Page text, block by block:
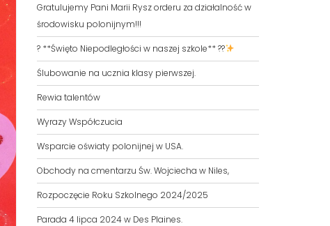
Gratulujemy Pani Marii Rysz orderu za działalność w
środowisku polonijnym!!!
? **Święto Niepodległości w naszej szkole** ??
Ślubowanie na ucznia klasy pierwszej.
Rewia talentów
Wyrazy Współczucia
Wsparcie oświaty polonijnej w USA.
Obchody na cmentarzu Św. Wojciecha w Niles,
Rozpoczęcie Roku Szkolnego 2024/2025
Parada 4 lipca 2024 w Des Plaines.